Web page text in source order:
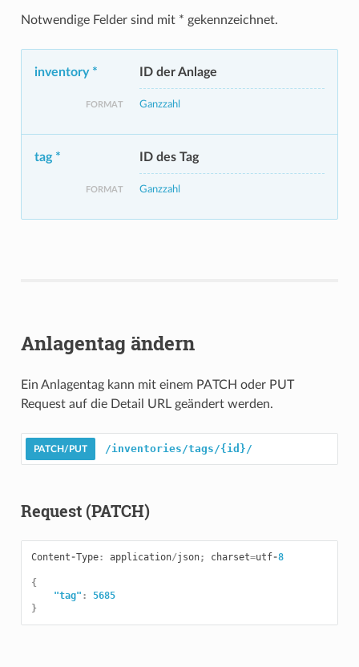
Notwendige Felder sind mit * gekennzeichnet.
inventory * ID der Anlage
FORMAT Ganzzahl
tag * ID des Tag
FORMAT Ganzzahl
Anlagentag ändern
Ein Anlagentag kann mit einem PATCH oder PUT
Request auf die Detail URL geändert werden.
/inventories/tags/{id}/
Request (PATCH)
Content-Type: application/json; charset=utf-8
{
"tag" :
5685
}